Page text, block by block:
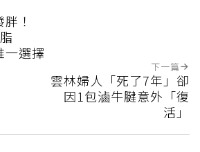
！
一選擇
下一篇
雲林婦人「死了7年」卻
因1包滷牛腱意外「復
活」